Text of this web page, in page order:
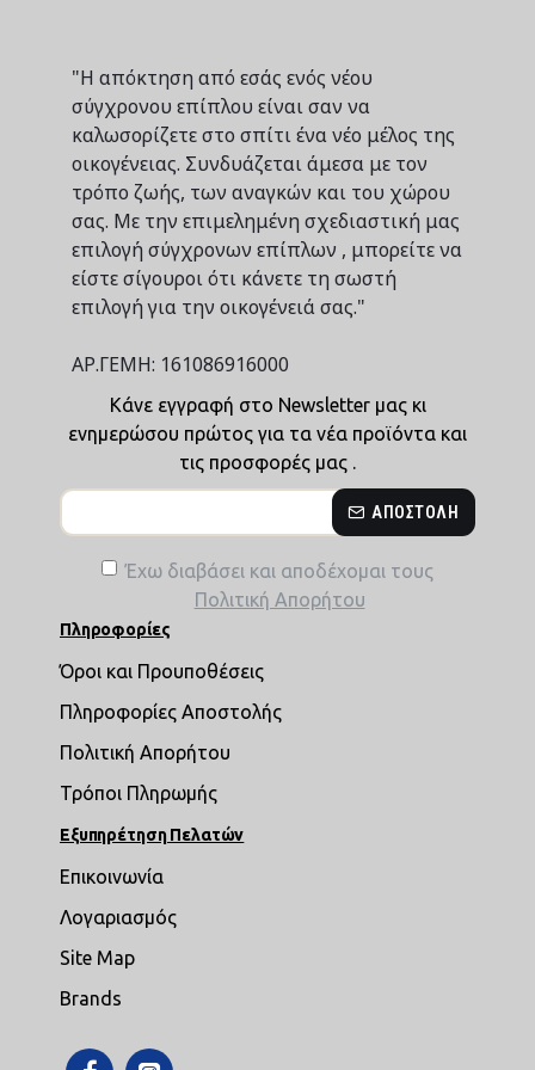
"Η απόκτηση από εσάς ενός νέου
σύγχρονου επίπλου είναι σαν να
καλωσορίζετε στο σπίτι ένα νέο μέλος της
οικογένειας. Συνδυάζεται άμεσα με τον
τρόπο ζωής, των αναγκών και του χώρου
σας. Με την επιμελημένη σχεδιαστική μας
επιλογή σύγχρονων επίπλων , μπορείτε να
είστε σίγουροι ότι κάνετε τη σωστή
επιλογή για την οικογένειά σας."
ΑΡ.ΓΕΜΗ: 161086916000
Κάνε εγγραφή στο Newsletter μας κι
ενημερώσου πρώτος για τα νέα προϊόντα και
τις προσφορές μας .
ΑΠΟΣΤΟΛΉ
Έχω διαβάσει και αποδέχομαι τους
Πολιτική Απορήτου
Πληροφορίες
Όροι και Προυποθέσεις
Πληροφορίες Αποστολής
Πολιτική Απορήτου
Τρόποι Πληρωμής
Εξυπηρέτηση Πελατών
Επικοινωνία
Λογαριασμός
Site Map
Brands